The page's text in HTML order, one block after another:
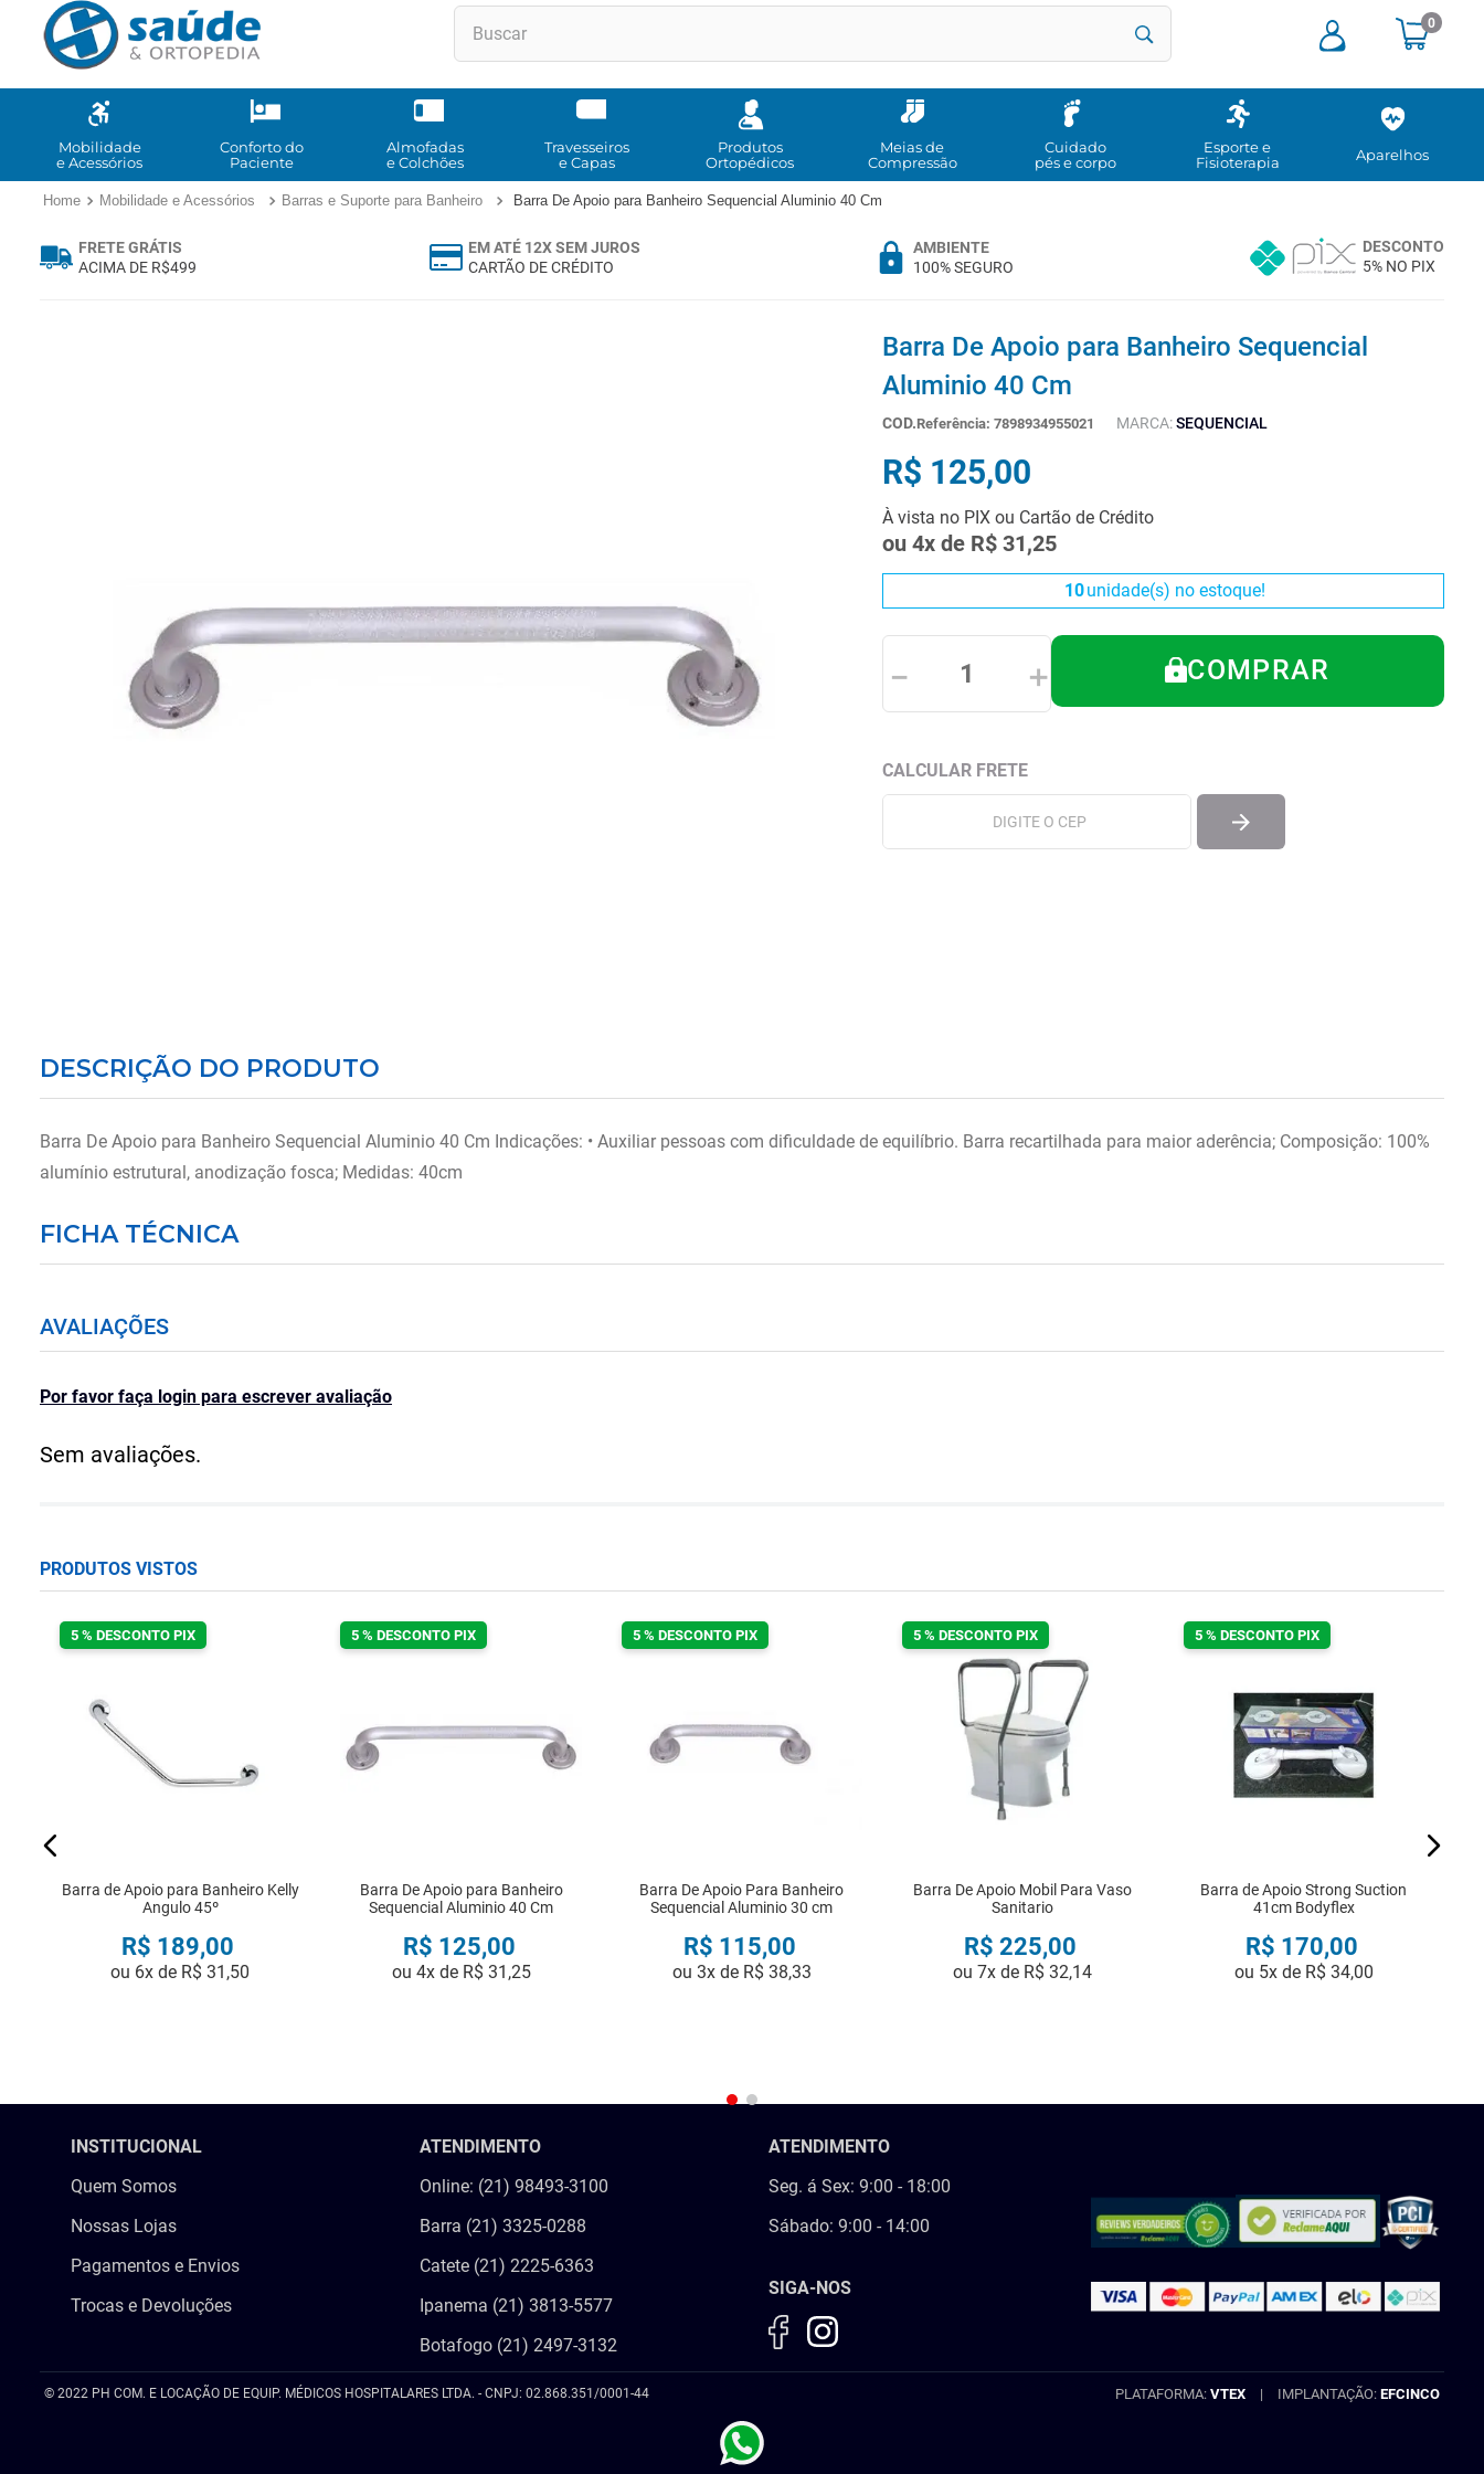
0
Mobilidade
e Acessórios
Conforto do
Paciente
Almofadas
e Colchões
Travesseiros
e Capas
Produtos
Ortopédicos
Meias de
Compressão
Cuidado
pés e corpo
Esporte e
Fisioterapia
Aparelhos
Mobilidade e Acessórios Barras e Suporte para Banheiro Barra De Apoio para Banheiro Sequencial Aluminio 40 Cm
FRETE GRÁTIS
ACIMA DE R$499
EM ATÉ 12X SEM JUROS
CARTÃO DE CRÉDITO
AMBIENTE
100% SEGURO
DESCONTO
5% NO PIX
Barra De Apoio para Banheiro Sequencial
Aluminio 40 Cm
Referência:7898934955021 MARCA:SEQUENCIAL
R$ 125,00
À vista no PIX ou Cartão de Crédito
ou4x de R$ 31,25
10unidade(s) no estoque!
＋
－ COMPRAR
DESCRIÇÃO DO PRODUTO
Barra De Apoio para Banheiro Sequencial Aluminio 40 Cm Indicações: • Auxiliar pessoas com dificuldade de equilíbrio. Barra recartilhada para maior aderência; Composição: 100%
alumínio estrutural, anodização fosca; Medidas: 40cm
FICHA TÉCNICA
AVALIAÇÕES
Por favor faça login para escrever avaliação
Sem avaliações.
PRODUTOS VISTOS
5 % DESCONTO PIX
Barra de Apoio para Banheiro Kelly
Angulo 45º
R$ 189,00
ou 6x de R$ 31 ,50
5 % DESCONTO PIX
Barra De Apoio para Banheiro
Sequencial Aluminio 40 Cm
R$ 125,00
ou 4x de R$ 31 ,25
5 % DESCONTO PIX
Barra De Apoio Para Banheiro
Sequencial Aluminio 30 cm
R$ 115,00
ou 3x de R$ 38,33
5 % DESCONTO PIX
Barra De Apoio Mobil Para Vaso
Sanitario
R$ 225,00
ou7x de R$ 32,14
5 % DESCONTO PIX
Barra de Apoio Strong Suction
41cm Bodyflex
R$ 170,00
ou 5x de R$ 34,00
INSTITUCIONAL
Quem Somos
Nossas Lojas
Pagamentos e Envios
Trocas e Devoluções
ATENDIMENTO
Online: (21) 98493-3100
Barra (21) 3325-0288
Catete (21) 2225-6363
Ipanema (21) 3813-5577
Botafogo (21) 2497-3132
ATENDIMENTO
Seg. á Sex: 9:00 - 18:00
Sábado: 9:00 - 14:00
SIGA-NOS
© 2022 PH COM. E LOCAÇÃO DE EQUIP. MÉDICOS HOSPITALARES LTDA. - CNPJ: 02.868.351/0001-44 PLATAFORMA: VTEX | IMPLANTAÇÃO: EFCINCO
TERMOS MAIS BUSCADOS
andadores
meia compressao
3º
cadeira rodas
5º
andador